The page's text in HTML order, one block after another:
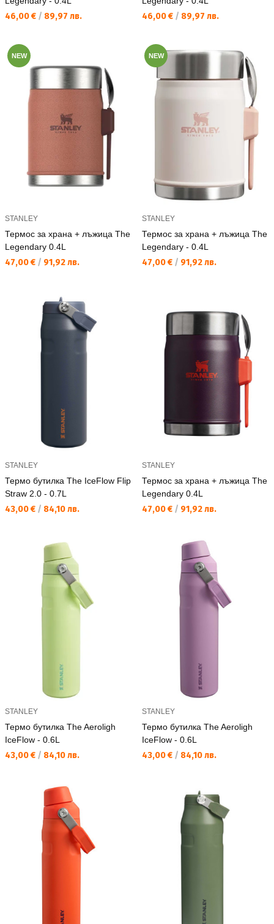
Текуща цена:
46,00 € / 89,97 лв. Текуща цена:
46,00 € / 89,97 лв.
NEW
STANLEY
Термос за храна + лъжица The
Legendary 0.4L
Текуща цена:
47,00 € / 91,92 лв.
NEW
STANLEY
Термос за храна + лъжица The
Legendary - 0.4L
Текуща цена:
47,00 € / 91,92 лв.
STANLEY
Термо бутилка The IceFlow Flip
Straw 2.0 - 0.7L
Текуща цена:
43,00 € / 84,10 лв.
STANLEY
Термос за храна + лъжица The
Legendary 0.4L
Текуща цена:
47,00 € / 91,92 лв.
STANLEY
Термо бутилка The Aeroligh
IceFlow - 0.6L
Текуща цена:
43,00 € / 84,10 лв.
STANLEY
Термо бутилка The Aeroligh
IceFlow - 0.6L
Текуща цена:
43,00 € / 84,10 лв.